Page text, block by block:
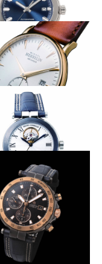
モデルも新装
ート オートマティッ
しいエレガンス
レーション 1947
ートヨットクラブ オ
ート
クな巧みなカラーリング
ート ヨットクラブ ク
トマティック